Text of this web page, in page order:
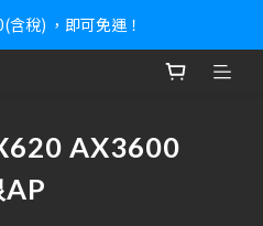
稅) ，即可免運！
AX3600